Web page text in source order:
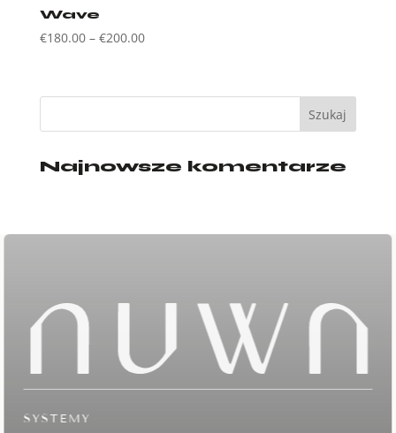
Wave
€180.00 – €200.00Zakres
€180.00
Najnowsze komentarze
SYSTEMY